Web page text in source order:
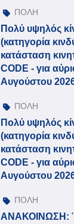
ΠΟΛΗ
Πολύ υψηλός
(κατηγορία
κατάσταση
CODE - για
Αυγούστου
ΠΟΛΗ
Πολύ υψηλός
(κατηγορία
κατάσταση
CODE - για
Αυγούστου
ΠΟΛΗ
ΑΝΑΚΟΙΝΩΣΗ: